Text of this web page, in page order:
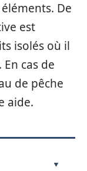
De
est
isolés où il
cas de
de pêche
aide.